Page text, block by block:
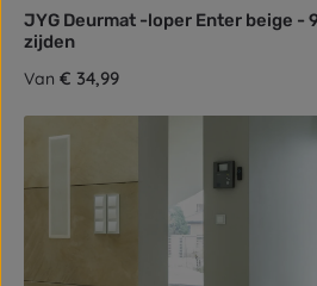
JYG Deurmat -loper Enter beige -
zijden
Normale prijs:
Van € 34,99